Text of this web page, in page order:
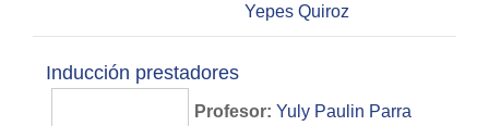
Yepes Quiroz
Inducción prestadores
Profesor:Yuly Paulin Parra